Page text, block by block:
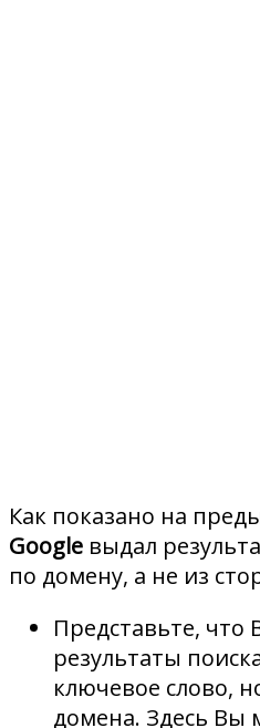
Как показано на
Google выдал
по домену, а не из
Представьте,
результаты
ключевое слово,
домена. Здесь Вы